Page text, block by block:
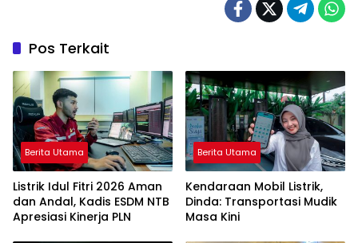
Pos Terkait
Berita Utama
Listrik Idul Fitri 2026 Aman
dan Andal, Kadis ESDM NTB
Apresiasi Kinerja PLN
Berita Utama
Kendaraan Mobil Listrik,
Dinda: Transportasi Mudik
Masa Kini